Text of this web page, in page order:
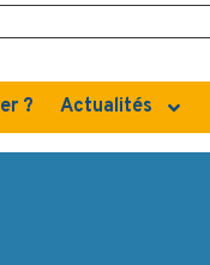
? Actualités